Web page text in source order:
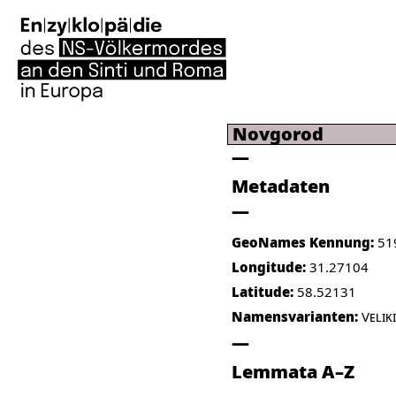
Novgorod
Metadaten
GeoNames Kennung:
Longitude: 31.27104
Latitude: 58.52131
Namensvarianten:
Lemmata A–Z